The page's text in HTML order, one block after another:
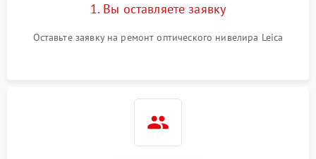
Искажение изображения 2000 ₽
1. Вы оставляете заявку
Оставьте заявку на ремонт оптического нивелира Leica